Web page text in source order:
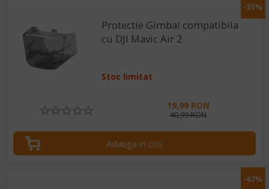
-51%
Protectie Gimbal compatibila
cu DJI Mavic Air 2
Stoc limitat
19,99 RON
40,99 RON
Adauga in cos
-67%